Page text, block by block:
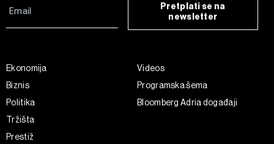
Pretplati se na
newsletter
Ekonomija
Biznis
Politika
Tržišta
Prestiž
Videos
Programska šema
Bloomberg Adria događaji